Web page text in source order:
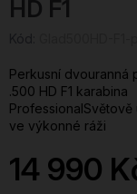
HD F1
Perkusní dvouranná
.500 HD F1 karabina
ProfessionalSvětově
ve výkonné ráži
14 990